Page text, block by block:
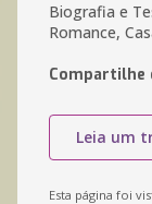
Biografia e
Romance,
Compartilhe
Leia um
Esta página foi